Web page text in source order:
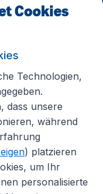
Cookies
Technologien,
dass unsere
während
) platzieren
um Ihr
personalisierte